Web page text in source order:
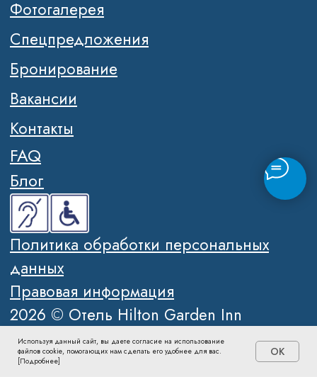
Используя данный сайт, вы даете согласие на использование
файлов cookie, помогающих нам сделать его удобнее для вас.
[Подробнее]
OK